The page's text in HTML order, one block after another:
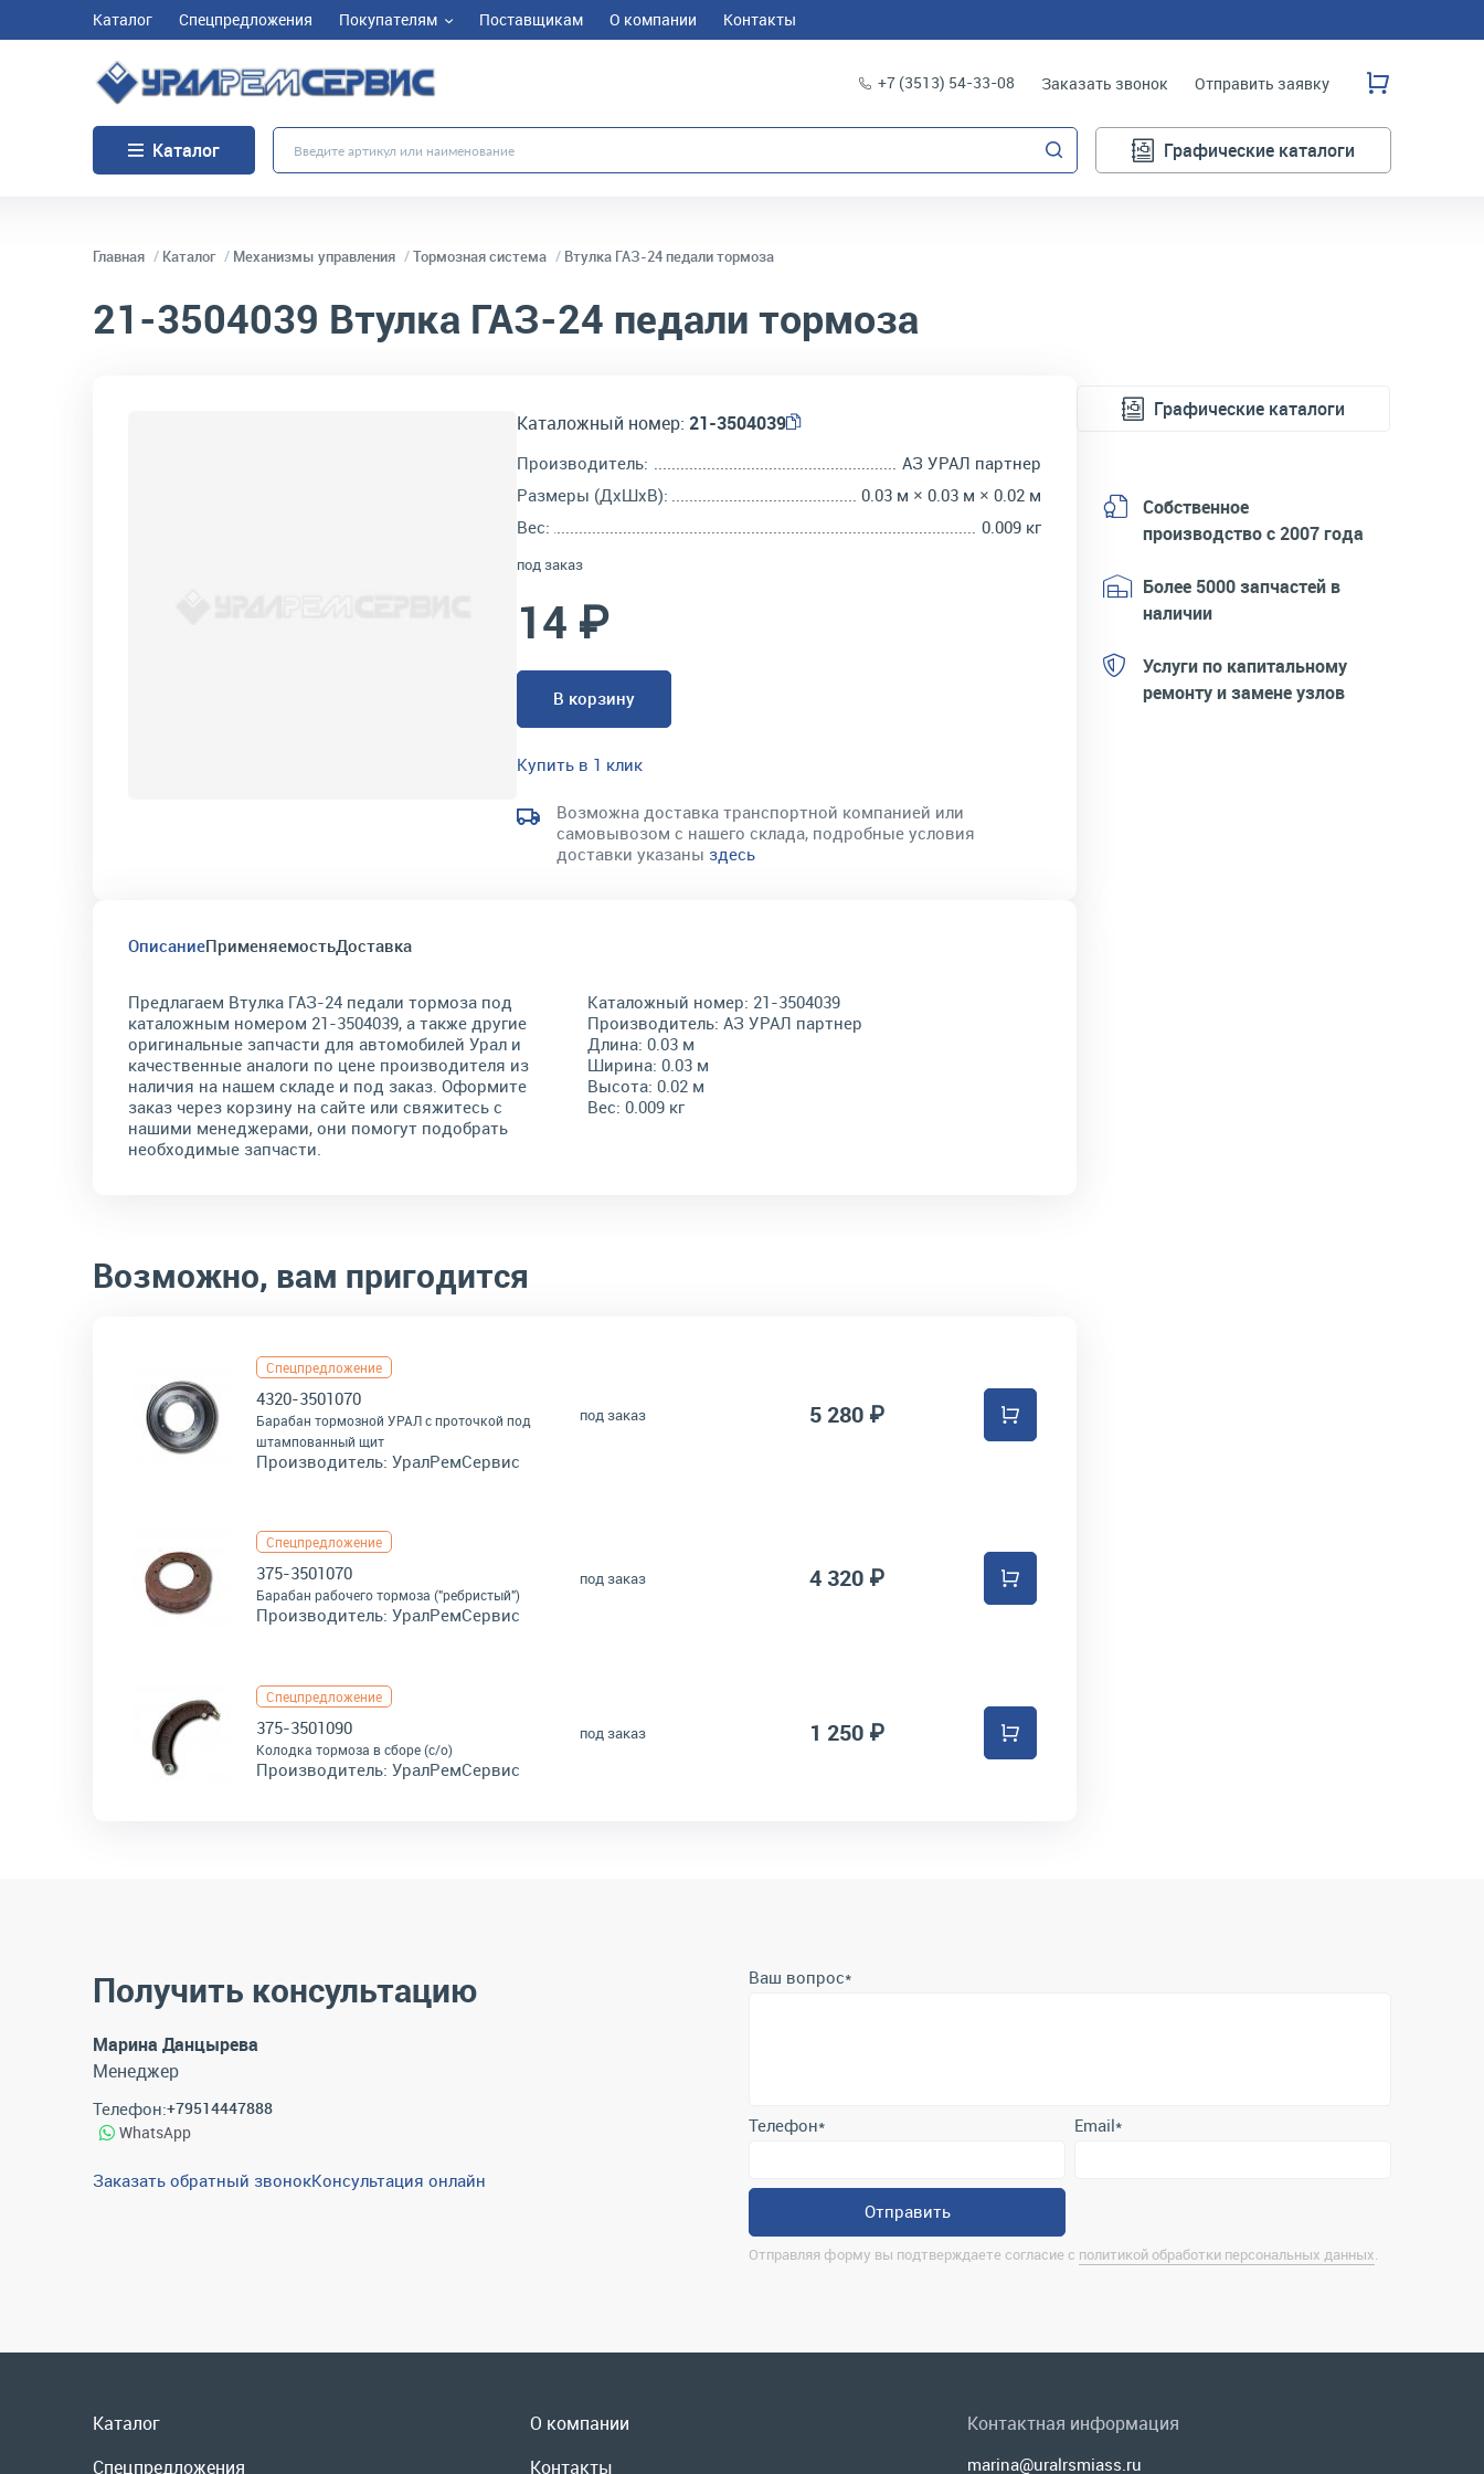
Каталог Спецпредложения Покупателям Поставщикам О компании Контакты
+7 (3513) 54-33-08 Заказать звонок Отправить заявку
Каталог Графические каталоги
Главная Каталог Механизмы управления Тормозная система Втулка ГАЗ-24 педали тормоза
21-3504039 Втулка ГАЗ-24 педали тормоза
Каталожный номер: 21-3504039
Производитель:
АЗ УРАЛ партнер
Размеры (ДхШхВ):
0.03 м × 0.03 м × 0.02 м
Вес:
0.009 кг
под заказ
14 ₽
В корзину
Купить в 1 клик
Возможна доставка транспортной компанией или
самовывозом с нашего склада, подробные условия
доставки указаны здесь
ОписаниеПрименяемостьДоставка
Предлагаем Втулка ГАЗ-24 педали тормоза под
каталожным номером 21-3504039, а также другие
оригинальные запчасти для автомобилей Урал и
качественные аналоги по цене производителя из
наличия на нашем складе и под заказ. Оформите
заказ через корзину на сайте или свяжитесь с
нашими менеджерами, они помогут подобрать
необходимые запчасти.
Каталожный номер: 21-3504039
Производитель: АЗ УРАЛ партнер
Длина: 0.03 м
Ширина: 0.03 м
Высота: 0.02 м
Вес: 0.009 кг
Возможно, вам пригодится
Спецпредложение
4320-3501070
Барабан тормозной УРАЛ с проточкой под
штампованный щит
Производитель: УралРемСервис
под заказ 5 280 ₽
Спецпредложение
375-3501070
Барабан рабочего тормоза ("ребристый")
Производитель: УралРемСервис
под заказ 4 320 ₽
Спецпредложение
375-3501090
Колодка тормоза в сборе (с/о)
Производитель: УралРемСервис
под заказ 1 250 ₽
Графические каталоги
Собственное
производство с 2007 года
Более 5000 запчастей в
наличии
Услуги по капитальному
ремонту и замене узлов
Получить консультацию
Марина Данцырева
Менеджер
Телефон:+79514447888
WhatsApp
Заказать обратный звонокКонсультация онлайн
Ваш вопрос*
Каталог
О компании
Контактная информация
г. Миасс, ул. Хлебозаводская, д. 1/5, оф. 3
Полная контактная информация